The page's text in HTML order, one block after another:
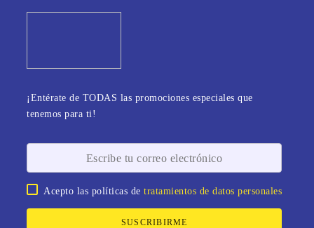
¡Entérate de TODAS las promociones especiales que
tenemos para ti!
Acepto las políticas detratamientos de datos personales
SUSCRIBIRME